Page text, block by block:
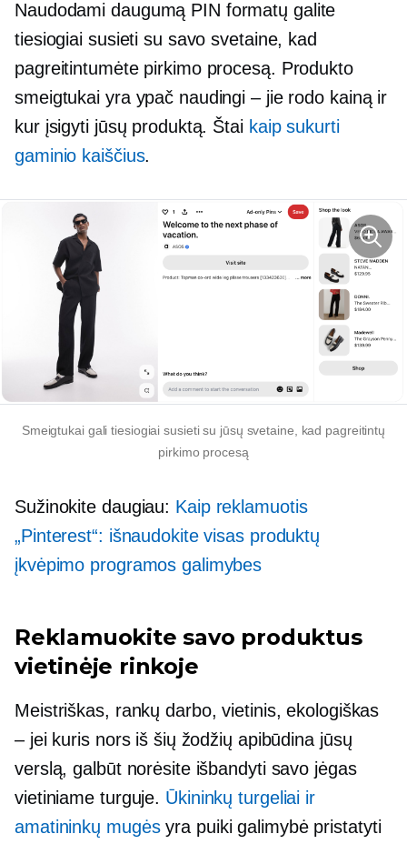
Naudodami daugumą PIN formatų galite
tiesiogiai susieti su savo svetaine, kad
pagreitintumėte pirkimo procesą. Produkto
smeigtukai yra ypač naudingi – jie rodo kainą ir
kur įsigyti jūsų produktą. Štai kaip sukurti
gaminio kaiščius.
Smeigtukai gali tiesiogiai susieti su jūsų svetaine, kad pagreitintų
pirkimo procesą
Sužinokite daugiau: Kaip reklamuotis
„Pinterest“: išnaudokite visas produktų
įkvėpimo programos galimybes
Reklamuokite savo produktus
vietinėje rinkoje
Meistriškas, rankų darbo, vietinis, ekologiškas
– jei kuris nors iš šių žodžių apibūdina jūsų
verslą, galbūt norėsite išbandyti savo jėgas
vietiniame turguje. Ūkininkų turgeliai ir
amatininkų mugėsyra puiki galimybė pristatyti